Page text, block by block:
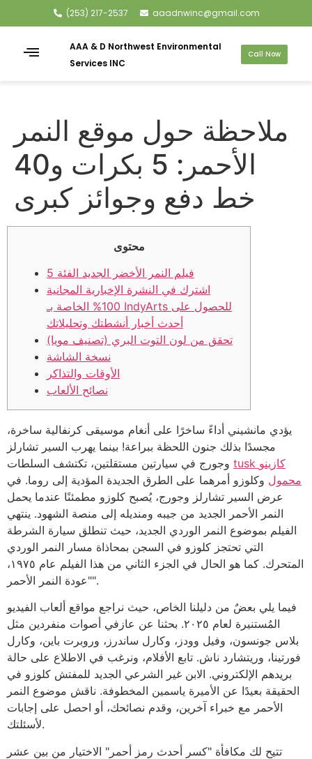
(253) 217-2537 aaadnwinc@gmail.com
AAA & D Northwest Environmental
Services INC
Call Now
ملاحظة حول موقع النمر
الأحمر: 5 بكرات و40
خط دفع وجوائز كبرى
محتوى
فيلم النمر الأخضر الجديد الفئة 5
اشترك في النشرة الإخبارية المجانية
100% الخاصة بـ IndyArts للحصول على
أحدث أخبار أنشطتك وتحليلاتك
تحقق من لون التوت البري (تصنيف مويا)
نسخة الشاشة
الأوقات والتذاكر
نصائح الألعاب
يؤدي مانشيني أداءً ساخرًا على أنغام موسيقى كرنفالية ساخرة،
مجسدًا بذلك جنون اللحظة ببراعة! بينما يهرب السير تشارلز
tusk كازينو
محمول وكلوزو أمرهما على الطرق الجديدة المؤدية إلى روما. في
عرض السير تشارلز وجورج، يُصبح كلوزو مطمئنًا عندما يحمل
النمر الأحمر الجديد من جيبه ومنديله إلى منصة الشهود. ينتهي
الفيلم بموضوع النمر الوردي الجديد، حيث تنطلق سيارة الشرطة
التي تحتجز كلوزو في السجن بمحاذاة مسار النمر الوردي
المتحرك. كما هو الحال في الجزء الثاني من هذا الفيلم عام ١٩٧٥،
"عودة النمر الأحمر".
فيما يلي بعضٌ من دليلنا الخاص، حيث نراجع مواقع ألعاب الفيديو
المُستنيرة لعام ٢٠٢٥. بحثنا عن عازفي أصوات منفردين مثل
بلاس جونسون، وفيل وودز، وكارل ساندرز، وروبرت باين، وكارل
فورتينا، وريتشارد ناش. تابع الأفلام، ونرغب في الاطلاع على حالة
بريدهم الإلكتروني. الابن غير الشرعي الجديد للمفتش كلوزو في
الحقيقة بعيدًا عن الأميرة ياسمين المخطوفة. ناقش موضوع النمر
الأحمر مع خبراء آخرين، وقدم نصائحك، أو احصل على إجابات
لأسئلتك.
تتيح لك مكافأة "كسر أحدث رمز أحمر" الاختيار من بين عشر